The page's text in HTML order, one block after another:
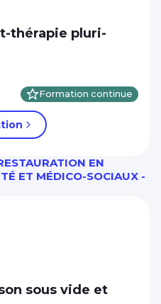
thérapie pluri-
Formation continue
EN
ET MÉDICO-SOCIAUX -
sous vide et